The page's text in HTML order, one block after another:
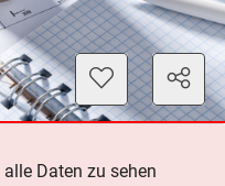
Daten zu sehen